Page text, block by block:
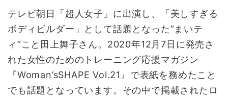
テレビ朝日「超人女子」に出演し、「美しすぎる
ボディビルダー」として話題となった”まいテ
ィ”こと田上舞子さん。2020年12月7日に発売さ
れた女性のためのトレーニング応援マガジン
『Woman’sSHAPE Vol.21』で表紙を務めたこと
でも話題となっています。その中で掲載されたロ